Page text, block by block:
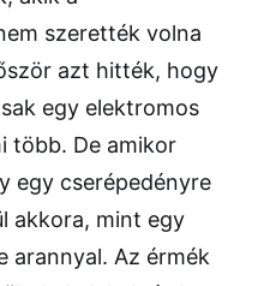
szerették volna
azt hitték, hogy
egy elektromos
több. De amikor
egy cserépedényre
akkora, mint egy
arannyal. Az érmék